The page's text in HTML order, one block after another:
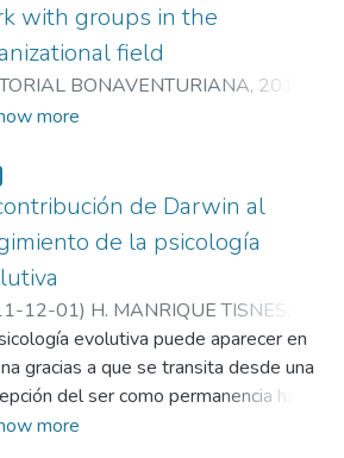
with groups in the
field
BONAVENTURIANA, 2016-
)V. RAMIREZ CASTANO
EAFIT. Departamento de
El Método Analítico y sus
en las Ciencias Sociales y
(EAFIT – Ude A)
more
de Darwin al
de la psicología
12-01) H. MANRIQUE TISNES
TISNES;Universidad EAFIT.
de Humanidades ;El Método
y sus Aplicaciones en las Ciencias
y Humanas (EAFIT – Ude A)
evolutiva puede aparecer en
gracias a que se transita desde una
del ser como permanencia hasta
ser como cambio, lo cual genera
more